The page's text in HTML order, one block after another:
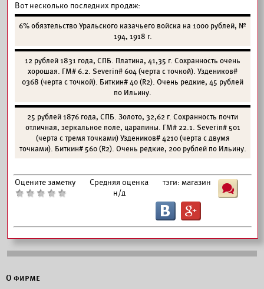
Вот несколько последних продаж:
6% обязтельство Уральского казачьего войска на 1000 рублей, №
194, 1918 г.
12 рублей 1831 года, СПБ. Платина, 41,35 г. Сохранность очень
хорошая. ГМ# 6.2. Severin# 604 (черта с точкой). Уздеников#
0368 (черта с точкой). Биткин# 40 (R2). Очень редкие, 45 рублей
по Ильину.
25 рублей 1876 года, СПБ. Золото, 32,62 г. Сохранность почти
отличная, зеркальное поле, царапины. ГМ# 22.1. Severin# 501
(черта с тремя точками) Уздеников# 4210 (черта с двумя
точками). Биткин# 560 (R2). Очень редкие, 200 рублей по Ильину.
Оцените заметку
Средняя оценка
н/д
тэги: магазин
Ш
B
G
О фирме